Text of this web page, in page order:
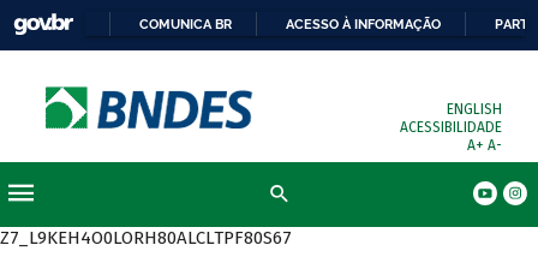
COMUNICA BR ACESSO À INFORMAÇÃO
ENGLISH
ACESSIBILIDADE
A+ A-
Z7_L9KEH4O0LORH80ALCLTPF80S67